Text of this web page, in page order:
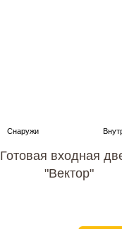
Готовая входная
"Вектор"